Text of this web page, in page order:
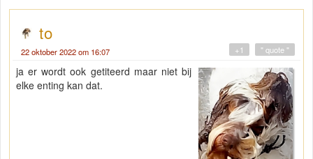
to
22 oktober 2022 om 16:07 " quote "
+1
ja er wordt ook getiteerd maar niet bij
elke enting kan dat.